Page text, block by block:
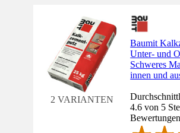
2 VARIANTEN
Baumit
Unter- und
Schweres
innen und
4.6 von 5